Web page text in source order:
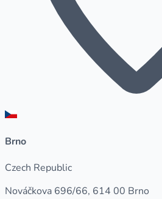
Brno
Czech Republic
Nováčkova 696/66, 614 00 Brno